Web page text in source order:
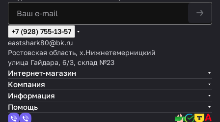
+7 (928) 755-13-57
eastshark80@bk.ru
Ростовская область, х.Нижнетемерницкий
улица Гайдара, 6/3, склад №23
Интернет-магазин
Компания
Информация
Помощь